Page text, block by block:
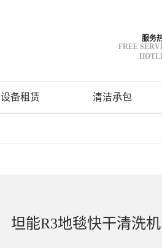
服务
FREE
设备租赁 清洁承包
坦能R3地毯快干清洗机